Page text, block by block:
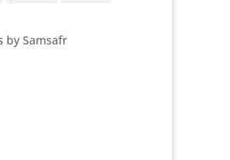
by Samsafr